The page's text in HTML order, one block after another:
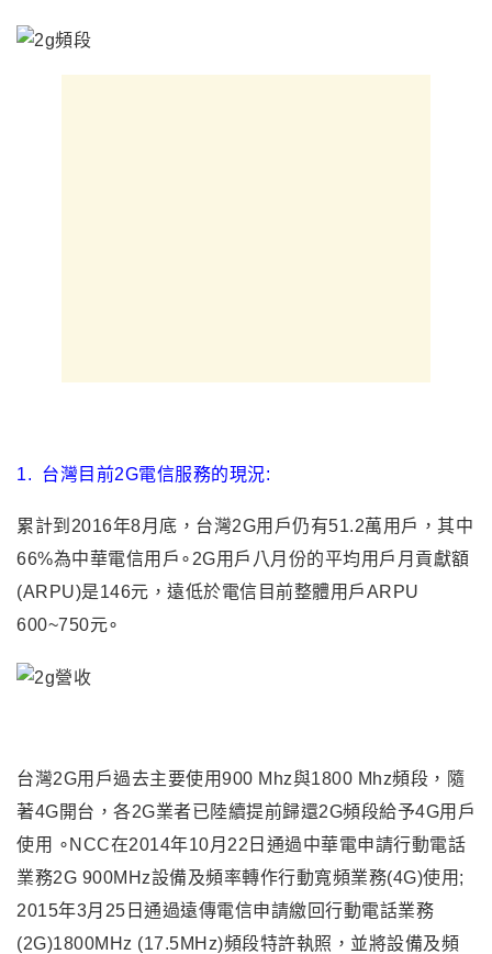
1. 台灣目前2G電信服務的現況:
累計到2016年8月底，台灣2G用戶仍有51.2萬用戶，其中
66%為中華電信用戶∘2G用戶八月份的平均用戶月貢獻額
(ARPU)是146元，遠低於電信目前整體用戶ARPU
600~750元∘
台灣2G用戶過去主要使用900 Mhz與1800 Mhz頻段，隨
著4G開台，各2G業者已陸續提前歸還2G頻段給予4G用戶
使用 ∘NCC在2014年10月22日通過中華電申請行動電話
業務2G 900MHz設備及頻率轉作行動寬頻業務(4G)使用;
2015年3月25日通過遠傳電信申請繳回行動電話業務
(2G)1800MHz (17.5MHz)頻段特許執照，並將設備及頻